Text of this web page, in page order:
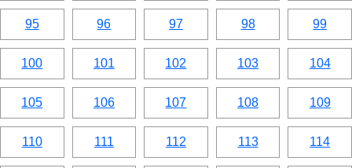
95 96 97 98 99
100 101 102 103 104
105 106 107 108 109
110 111 112 113 114